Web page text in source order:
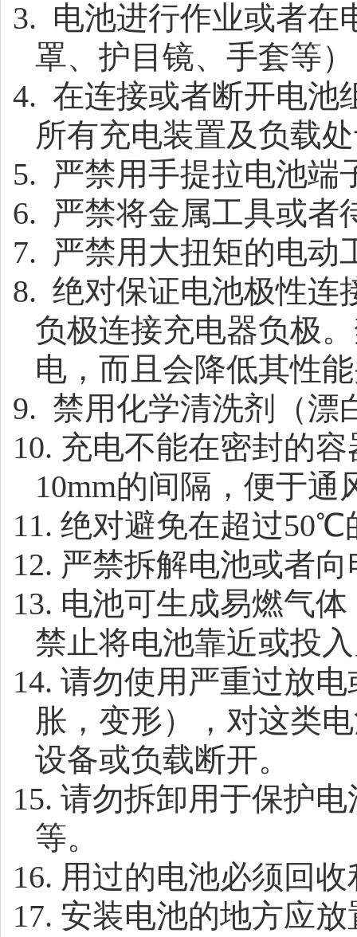
3. 电池进行作业或者在
罩、护目镜、手套等
4. 在连接或者断开电池
所有充电装置及负载
5. 严禁用手提拉电池端
6. 严禁将金属工具或者
7. 严禁用大扭矩的电动
8. 绝对保证电池极性连
负极连接充电器负极
电，而且会降低其性
9. 禁用化学清洗剂（漂
10. 充电不能在密封的
10mm的间隔，便于通
11. 绝对避免在超过50℃
12. 严禁拆解电池或者
13. 电池可生成易燃气
禁止将电池靠近或投
14. 请勿使用严重过放
胀，变形），对这类
设备或负载断开。
15. 请勿拆卸用于保护
等。
16. 用过的电池必须回收
17. 安装电池的地方应放